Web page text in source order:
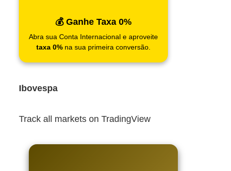
💰 Ganhe Taxa 0%
Abra sua Conta Internacional e aproveite
taxa 0% na sua primeira conversão.
Ibovespa
Track all markets on TradingView